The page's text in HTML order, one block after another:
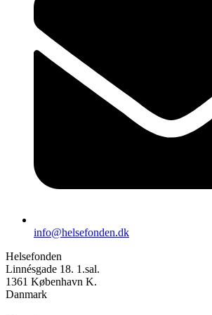
info@helsefonden.dk
Helsefonden
Linnésgade 18. 1.sal.
1361 København K.
Danmark